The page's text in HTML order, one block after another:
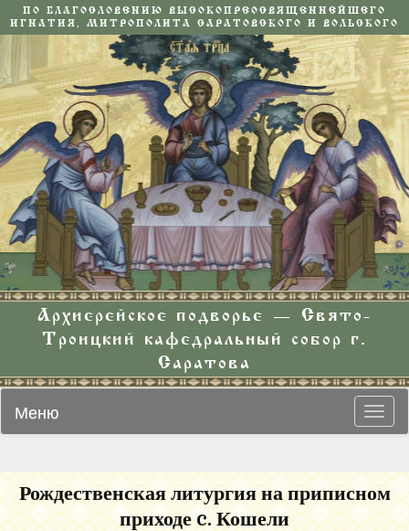
ПО БЛАГОСЛОВЕНИЮ ВЫСОКОПРЕОСВЯЩЕННЕЙШЕГО
ИГНАТИЯ, МИТРОПОЛИТА САРАТОВСКОГО И ВОЛЬСКОГО
Архиерейское подворье — Свято-
Троицкий кафедральный собор г.
Саратова
Меню
Рождественская литургия на приписном
приходе c. Кошели